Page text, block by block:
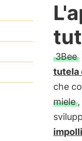
3Bee
tutela
che
miele,